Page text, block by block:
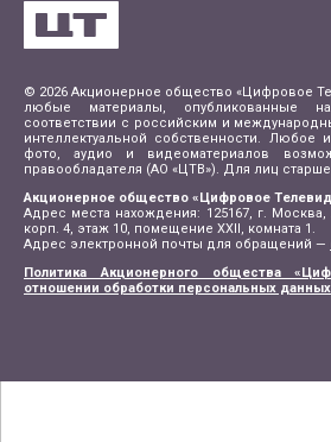
© 2026 Акционерное общество «Цифровое
любые материалы, опубликованные
соответствии с российским и
интеллектуальной собственности. Любое
фото, аудио и видеоматериалов
правообладателя (АО «ЦТВ»). Для лиц старше
Акционерное общество «Цифровое
Адрес места нахождения: 125167, г.
корп. 4, этаж 10, помещение XXII, комната 1.
Адрес электронной почты для обращений —
Политика Акционерного общества
отношении обработки персональных данных